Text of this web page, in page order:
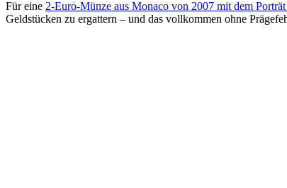
Für eine 2-Euro-Münze aus Monaco von 2007 mit dem
Geldstücken zu ergattern – und das vollkommen ohne